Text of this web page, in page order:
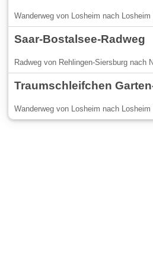
Wanderweg von Losheim nach Losheim
Saar-Bostalsee-Radweg
Radweg von Rehlingen-Siersburg nach
Traumschleifchen
Wanderweg von Losheim nach Losheim